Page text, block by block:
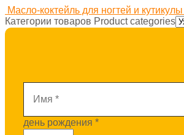
Масло-коктейль для ногтей и
Категории товаров Product categories
день рождения *